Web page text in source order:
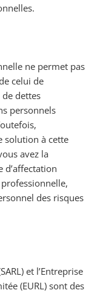
ne permet pas
celui de
de dettes
personnels
solution à cette
avez la
des risques
et l’Entreprise
(EURL) sont des